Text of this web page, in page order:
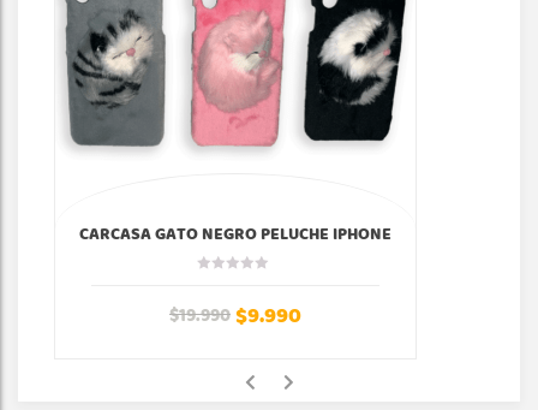
CARCASA GATO NEGRO PELUCHE IPHONE
$19.990$9.990